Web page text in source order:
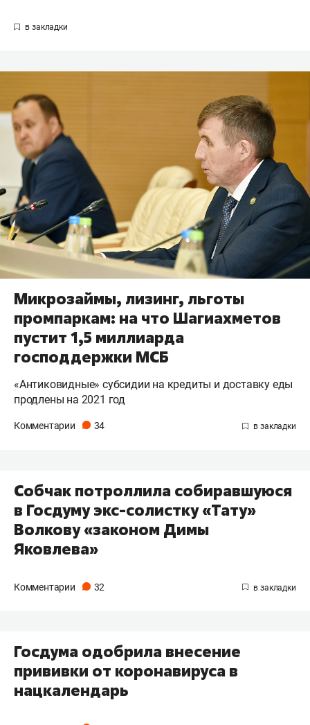
Микрозаймы, лизинг, льготы
промпаркам: на что Шагиахметов
пустит 1,5 миллиарда
господдержки МСБ
«Антиковидные» субсидии на кредиты и доставку еды
продлены на 2021 год
Комментарии 34
Собчак потроллила собиравшуюся
в Госдуму экс-солистку «Тату»
Волкову «законом Димы
Яковлева»
Комментарии 32
Госдума одобрила внесение
прививки от коронавируса в
нацкалендарь